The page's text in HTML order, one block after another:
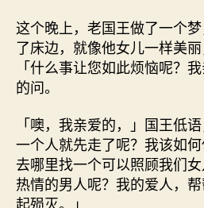
这个晚上，老国王做了一个
了床边，就像他女儿一样美丽
「什么事让您如此烦恼呢？
的问。
「噢，我亲爱的，」国王低
一个人就先走了呢？我该如
去哪里找一个可以照顾我们
热情的男人呢？我的爱人，
起殒灭。」